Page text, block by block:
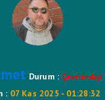
Durum : Çevrimdışı
: 07 Kas 2025 - 01:28:32